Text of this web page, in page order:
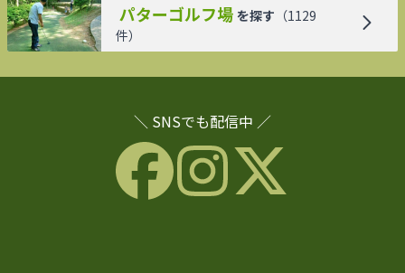
パターゴルフ場 を探す （1129
件）
＼ SNSでも配信中 ／